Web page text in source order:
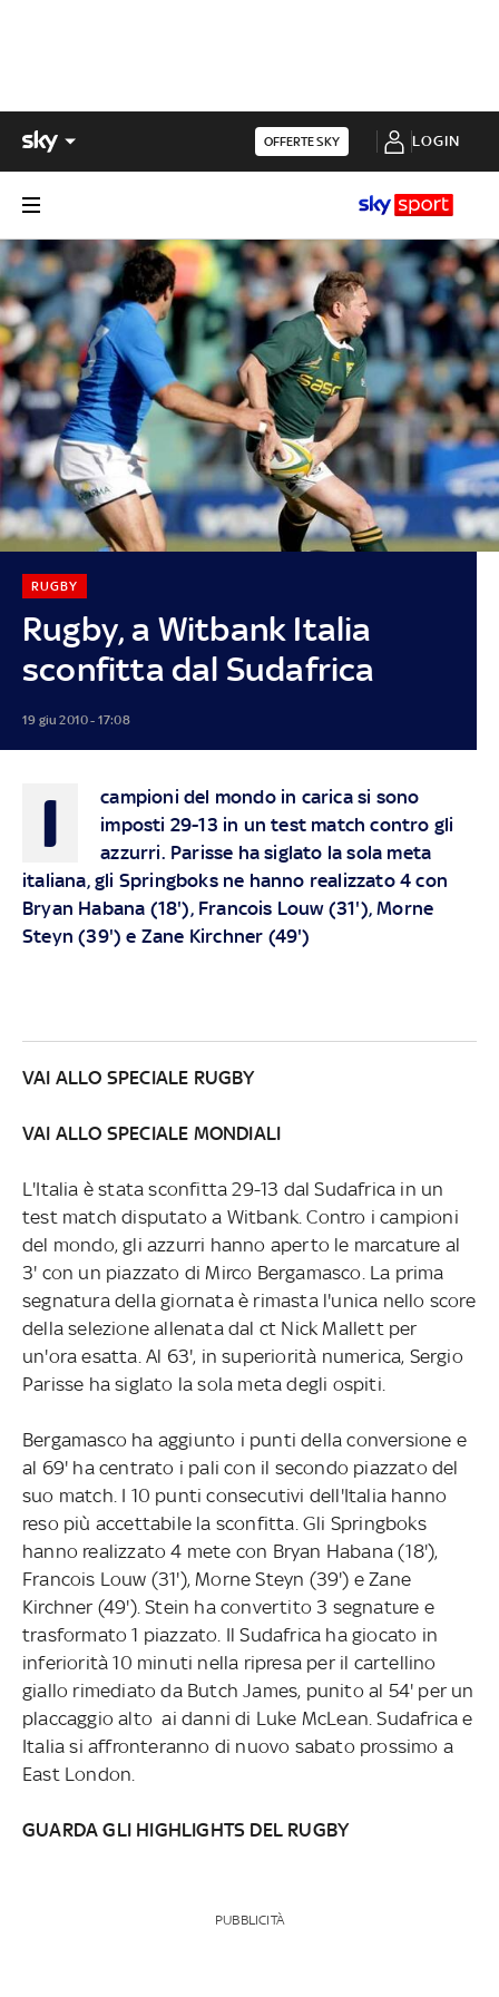
OFFERTE SKY LOGIN
Rugby, a Witbank Italia
sconfitta dal Sudafrica
RUGBY
19 giu 2010 - 17:08
I
campioni del mondo in carica si sono
imposti 29-13 in un test match contro gli
azzurri. Parisse ha siglato la sola meta
italiana, gli Springboks ne hanno realizzato 4 con
Bryan Habana (18'), Francois Louw (31'), Morne
Steyn (39') e Zane Kirchner (49')
VAI ALLO SPECIALE RUGBY
VAI ALLO SPECIALE MONDIALI
L'Italia è stata sconfitta 29-13 dal Sudafrica in un
test match disputato a Witbank. Contro i campioni
del mondo, gli azzurri hanno aperto le marcature al
3' con un piazzato di Mirco Bergamasco. La prima
segnatura della giornata è rimasta l'unica nello score
della selezione allenata dal ct Nick Mallett per
un'ora esatta. Al 63', in superiorità numerica, Sergio
Parisse ha siglato la sola meta degli ospiti.
Bergamasco ha aggiunto i punti della conversione e
al 69' ha centrato i pali con il secondo piazzato del
suo match. I 10 punti consecutivi dell'Italia hanno
reso più accettabile la sconfitta. Gli Springboks
hanno realizzato 4 mete con Bryan Habana (18'),
Francois Louw (31'), Morne Steyn (39') e Zane
Kirchner (49'). Stein ha convertito 3 segnature e
trasformato 1 piazzato. Il Sudafrica ha giocato in
inferiorità 10 minuti nella ripresa per il cartellino
giallo rimediato da Butch James, punito al 54' per un
placcaggio alto ai danni di Luke McLean. Sudafrica e
Italia si affronteranno di nuovo sabato prossimo a
East London.
GUARDA GLI HIGHLIGHTS DEL RUGBY
PUBBLICITÀ